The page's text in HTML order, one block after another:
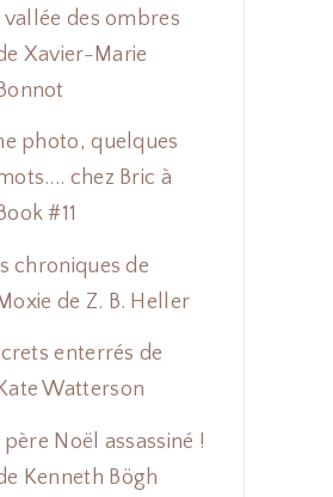
vallée des ombres
Xavier-Marie
Bonnot
photo, quelques
chez Bric à
#11
chroniques de
Moxie de Z. B. Heller
enterrés de
Watterson
père Noël assassiné !
Kenneth Bögh